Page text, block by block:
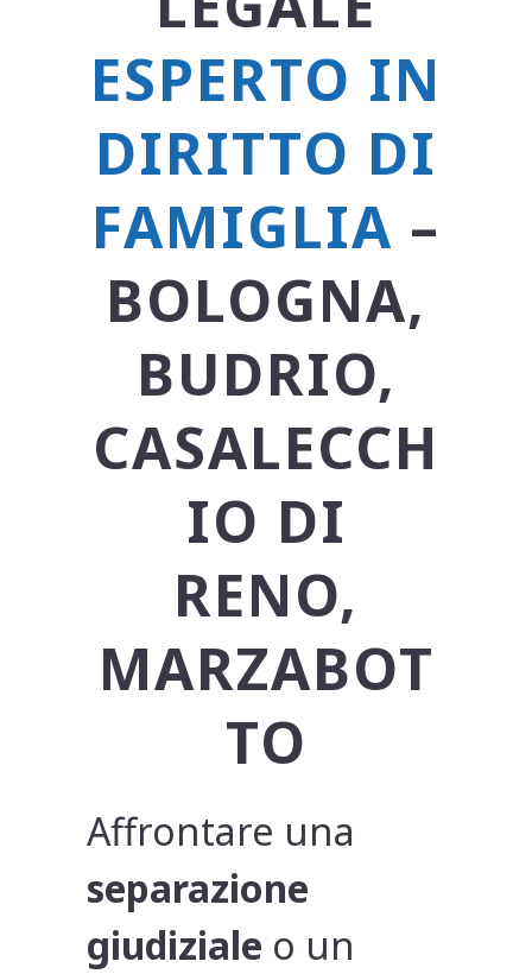
ESPERTO IN
DIRITTO DI
FAMIGLIA –
BOLOGNA,
BUDRIO,
CASALECCH
IO DI
RENO,
MARZABOT
TO
Affrontare una
separazione
giudiziale o un